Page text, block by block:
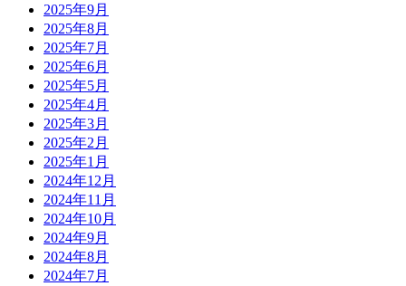
2025年9月
2025年8月
2025年7月
2025年6月
2025年5月
2025年4月
2025年3月
2025年2月
2025年1月
2024年12月
2024年11月
2024年10月
2024年9月
2024年8月
2024年7月